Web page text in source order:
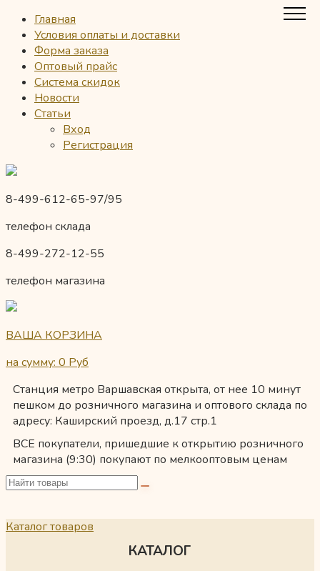
Главная
Условия оплаты и доставки
Форма заказа
Оптовый прайс
Система скидок
Новости
Статьи
Вход
Регистрация
8-499-612-65-97/95
телефон склада
8-499-272-12-55
телефон магазина
ВАША КОРЗИНА
на сумму: 0 Руб
Станция метро Варшавская открыта, от нее 10 минут
пешком до розничного магазина и оптового склада по
адресу: Каширский проезд, д.17 стр.1
ВСЕ покупатели, пришедшие к открытию розничного
магазина (9:30) покупают по мелкооптовым ценам
Каталог товаров
КАТАЛОГ